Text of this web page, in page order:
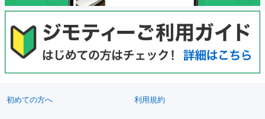
初めての方へ 利用規約